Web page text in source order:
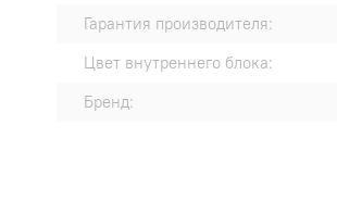
Гарантия производителя:
Цвет внутреннего блока:
Бренд: